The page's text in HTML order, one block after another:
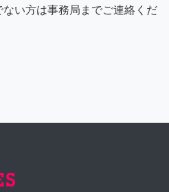
い方は事務局までご連絡くだ